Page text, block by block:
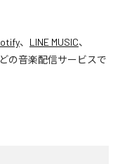
、 LINE MUSIC、
の音楽配信サービスで